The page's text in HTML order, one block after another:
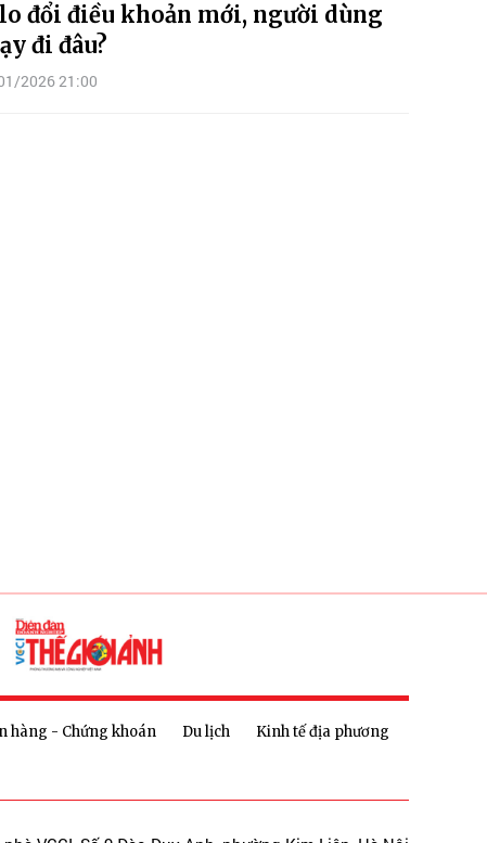
đổi điều khoản mới, người dùng
đi đâu?
2026 21:00
hàng - Chứng khoán Du lịch
Kinh tế địa phương